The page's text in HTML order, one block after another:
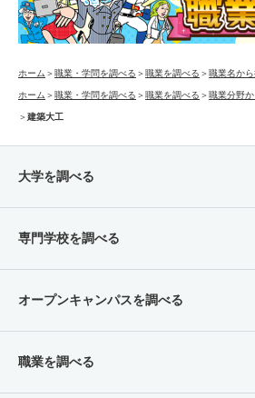
ホーム ＞職業・学問を調べる ＞職業を調べる ＞職業名か
ホーム ＞職業・学問を調べる ＞職業を調べる ＞職業分野
＞建築大工
大学を調べる
専門学校を調べる
オープンキャンパスを調べる
職業を調べる